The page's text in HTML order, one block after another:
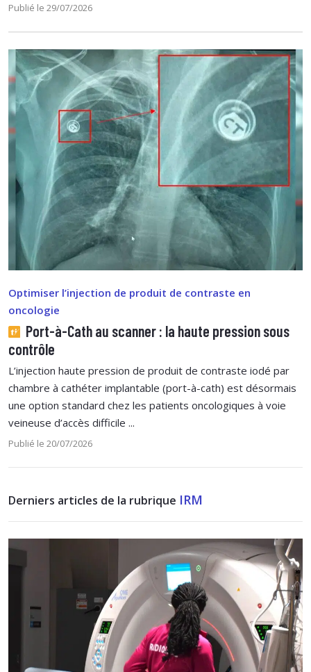
Publié le 29/07/2026
Optimiser l’injection de produit de contraste en
oncologie
Port-à-Cath au scanner : la haute pression sous
contrôle
L’injection haute pression de produit de contraste iodé par
chambre à cathéter implantable (port-à-cath) est désormais
une option standard chez les patients oncologiques à voie
veineuse d’accès difficile ...
Publié le 20/07/2026
Derniers articles de la rubrique IRM